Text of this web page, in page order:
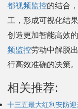
都视频监控的结合
工，形成可视化结
创造更加智能高效
频监控劳动中解脱
行高效准确的决策。
相关推荐:
十三五最大红利安防迎